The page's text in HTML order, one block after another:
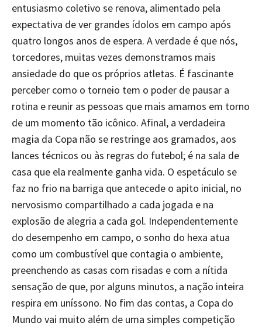
entusiasmo coletivo se renova, alimentado pela
expectativa de ver grandes ídolos em campo após
quatro longos anos de espera. A verdade é que nós,
torcedores, muitas vezes demonstramos mais
ansiedade do que os próprios atletas. É fascinante
perceber como o torneio tem o poder de pausar a
rotina e reunir as pessoas que mais amamos em torno
de um momento tão icônico. Afinal, a verdadeira
magia da Copa não se restringe aos gramados, aos
lances técnicos ou às regras do futebol; é na sala de
casa que ela realmente ganha vida. O espetáculo se
faz no frio na barriga que antecede o apito inicial, no
nervosismo compartilhado a cada jogada e na
explosão de alegria a cada gol. Independentemente
do desempenho em campo, o sonho do hexa atua
como um combustível que contagia o ambiente,
preenchendo as casas com risadas e com a nítida
sensação de que, por alguns minutos, a nação inteira
respira em uníssono. No fim das contas, a Copa do
Mundo vai muito além de uma simples competição